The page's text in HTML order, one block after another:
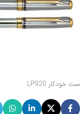
ست خودکار LP920